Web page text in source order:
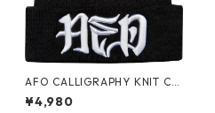
AFO CALLIGRAPHY KNIT CA
P
¥4,980